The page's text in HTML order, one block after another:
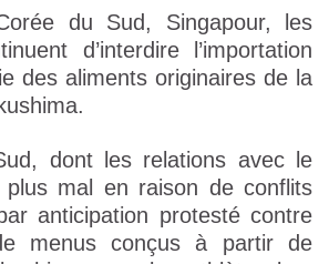
du Sud, Singapour, les
d’interdire l’importation
des aliments originaires de la
dont les relations avec le
mal en raison de conflits
anticipation protesté contre
menus conçus à partir de